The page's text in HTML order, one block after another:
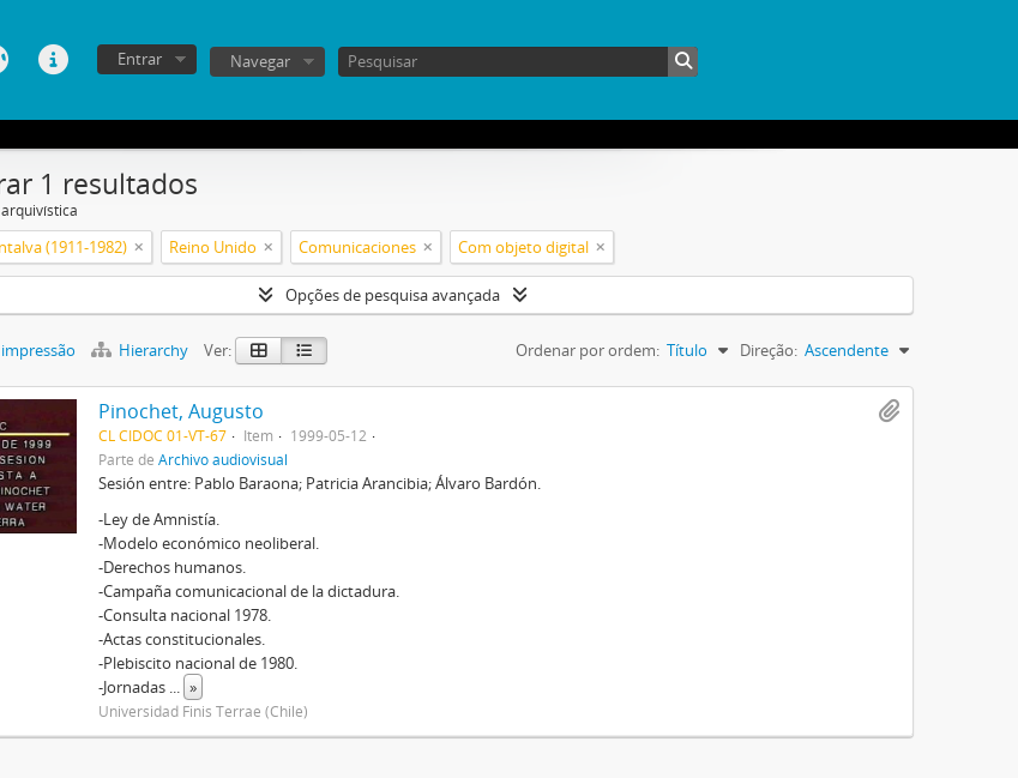
Entrar Navegar
1 resultados
(1911-1982) Reino Unido Comunicaciones Com objeto digital
Opções de pesquisa avançada
Hierarchy Ver: Ordenar por ordem: Título Direção: Ascendente
Pinochet, Augusto
CL CIDOC 01-VT-67 Item
1999-05-12
Parte deArchivo audiovisual
Sesión entre: Pablo Baraona; Patricia Arancibia; Álvaro Bardón.
-Ley de Amnistía.
-Modelo económico neoliberal.
-Derechos humanos.
-Campaña comunicacional de la dictadura.
-Consulta nacional 1978.
-Actas constitucionales.
-Plebiscito nacional de 1980.
-Jornadas ... »
Universidad Finis Terrae (Chile)